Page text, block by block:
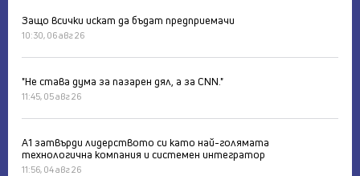
Защо всички искат да бъдат предприемачи
10:30, 06 авг 26
"Не става дума за пазарен дял, а за CNN."
11:45, 05 авг 26
А1 затвърди лидерството си като най-голямата
технологична компания и системен интегратор
11:56, 04 авг 26